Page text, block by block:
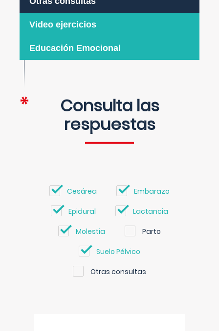
Video ejercicios
Educación Emocional
Consulta las
respuestas
Cesárea Embarazo
Epidural Lactancia
Molestia Parto
Suelo Pélvico
Otras consultas